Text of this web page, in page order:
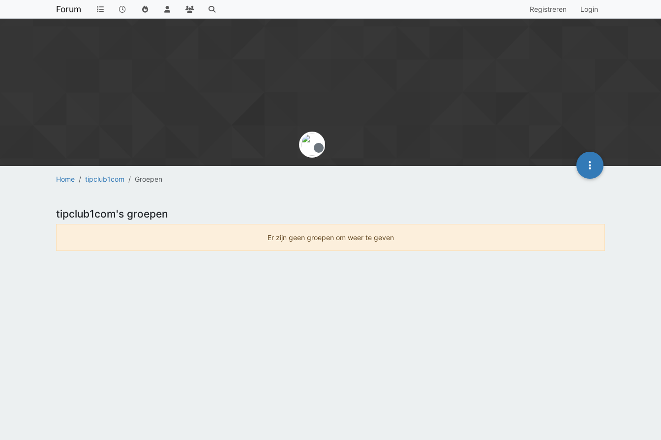
Forum Registreren Login
Home tipclub1com Groepen
Offline
tipclub1com's groepen
Er zijn geen groepen om weer te geven